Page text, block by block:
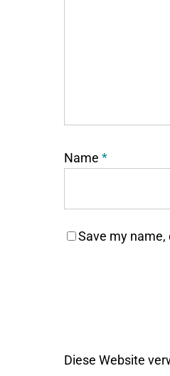
Name *
Save my
Diese Website